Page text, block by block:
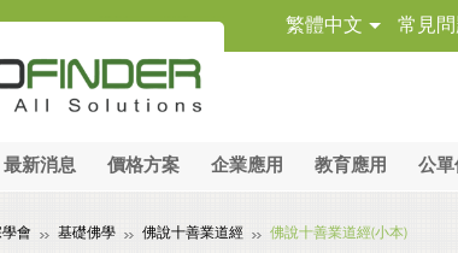
繁體中文 常見問
最新消息 價格方案 企業應用 教育應用 公單
會 基礎佛學 佛說十善業道經 佛說十善業道經(小本)